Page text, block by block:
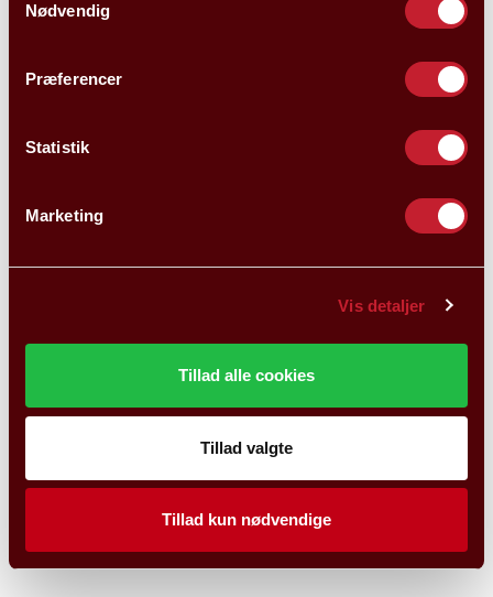
Nødvendig
Præferencer
Statistik
Marketing
Vis detaljer
Tillad alle cookies
Tillad valgte
Tillad kun nødvendige